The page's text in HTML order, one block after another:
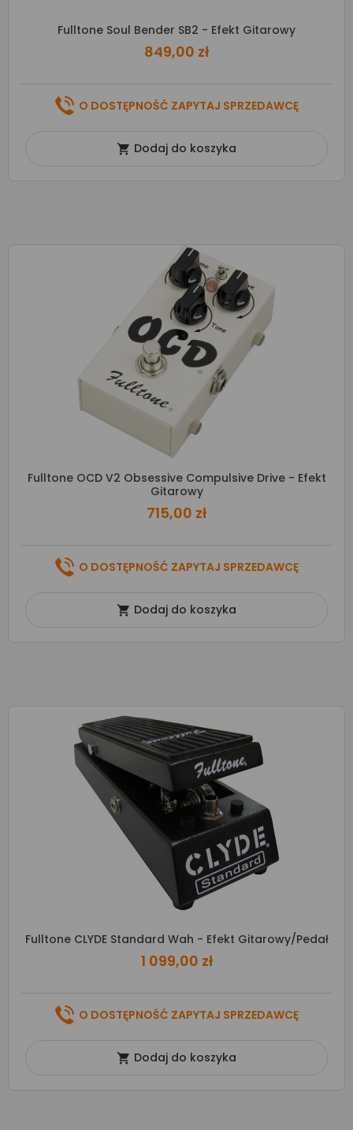
Fulltone Soul Bender SB2 - Efekt Gitarowy
849,00 zł
O DOSTĘPNOŚĆ ZAPYTAJ SPRZEDAWCĘ
 Dodaj do koszyka
Fulltone OCD V2 Obsessive Compulsive Drive - Efekt
Gitarowy
715,00 zł
O DOSTĘPNOŚĆ ZAPYTAJ SPRZEDAWCĘ
 Dodaj do koszyka
Fulltone CLYDE Standard Wah - Efekt Gitarowy/pedał
1 099,00 zł
O DOSTĘPNOŚĆ ZAPYTAJ SPRZEDAWCĘ
 Dodaj do koszyka